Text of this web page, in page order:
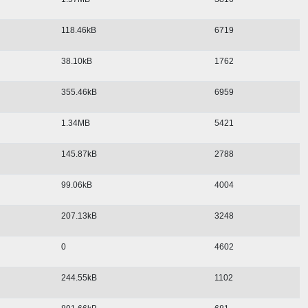
118.46kB 6719
38.10kB 1762
355.46kB 6959
1.34MB 5421
145.87kB 2788
99.06kB 4004
207.13kB 3248
0 4602
244.55kB 1102